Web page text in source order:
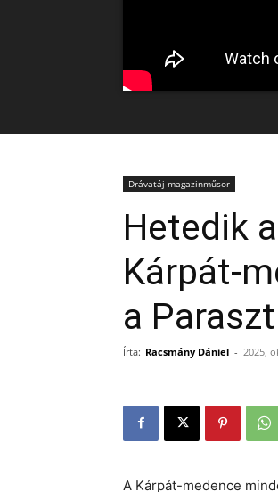
Drávatáj magazinműsor
Hetedik
Kárpát-
a
Írta: Racsmány Dániel - 2025,
A Kárpát-medence